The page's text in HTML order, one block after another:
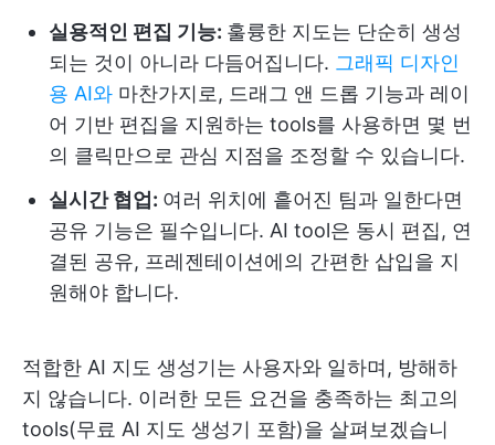
실용적인 편집 기능: 훌륭한 지도는 단순히 생성
되는 것이 아니라 다듬어집니다. 그래픽 디자인
용 AI와 마찬가지로, 드래그 앤 드롭 기능과 레이
어 기반 편집을 지원하는 tools를 사용하면 몇 번
의 클릭만으로 관심 지점을 조정할 수 있습니다.
실시간 협업: 여러 위치에 흩어진 팀과 일한다면
공유 기능은 필수입니다. AI tool은 동시 편집, 연
결된 공유, 프레젠테이션에의 간편한 삽입을 지
원해야 합니다.
적합한 AI 지도 생성기는 사용자와 일하며, 방해하
지 않습니다. 이러한 모든 요건을 충족하는 최고의
tools(무료 AI 지도 생성기 포함)을 살펴보겠습니